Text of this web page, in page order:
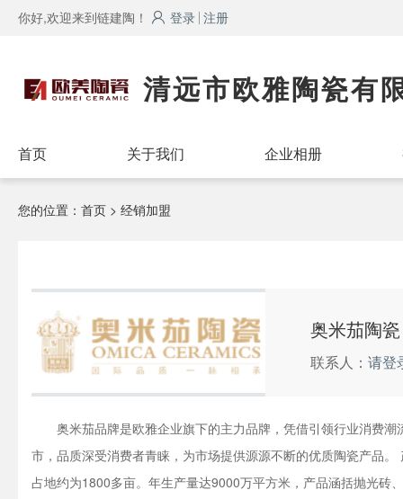
你好,欢迎来到链建陶！ 登录 注册
清远市欧雅陶瓷有
首页 关于我们 企业相册
您的位置： 首页 > 经销加盟
奥米茄陶瓷
联系人： 请登
奥米茄品牌是欧雅企业旗下的主力品牌，凭借引领行业消费
市，品质深受消费者青睐，为市场提供源源不断的优质陶瓷产品
占地约为1800多亩。年生产量达9000万平方米，产品涵括抛光砖